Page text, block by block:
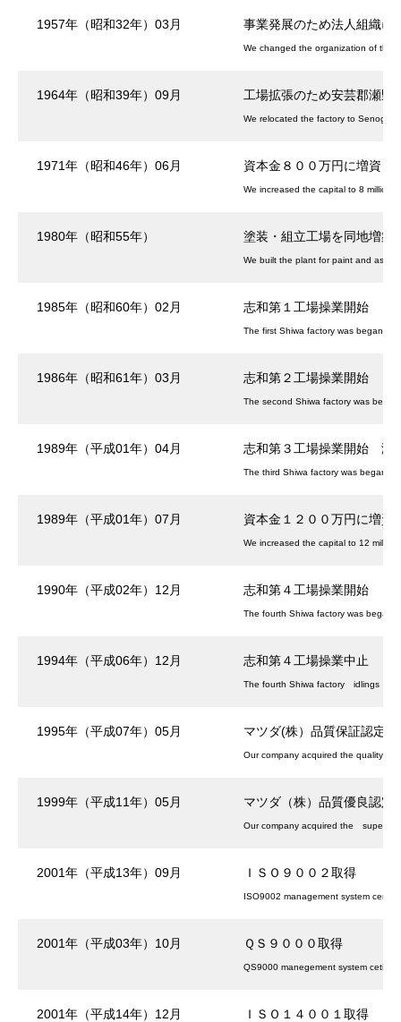
1957年（昭和32年）03月 事業発展のため法人組織に
We changed the organization of the
1964年（昭和39年）09月 工場拡張のため安芸郡瀬野
We relocated the factory to
1971年（昭和46年）06月 資本金８００万円に増資
We increased the capital to 8 million
1980年（昭和55年） 塗装・組立工場を同地増築
We built the plant for paint and
1985年（昭和60年）02月 志和第１工場操業開始
The first Shiwa factory was began
1986年（昭和61年）03月 志和第２工場操業開始
The second Shiwa factory was
1989年（平成01年）04月 志和第３工場操業開始 瀬
The third Shiwa factory was began to
1989年（平成01年）07月 資本金１２００万円に増資
We increased the capital to 12 million
1990年（平成02年）12月 志和第４工場操業開始
The fourth Shiwa factory was began
1994年（平成06年）12月 志和第４工場操業中止
The fourth Shiwa factory idlings
1995年（平成07年）05月 マツダ(株）品質保証認定会
Our company acquired the quality
1999年（平成11年）05月 マツダ（株）品質優良認定
Our company acquired the superior
2001年（平成13年）09月 ＩＳＯ９００２取得
ISO9002 management system
2001年（平成03年）10月 ＱＳ９０００取得
QS9000 manegement system
2001年（平成14年）12月 ＩＳＯ１４００１取得